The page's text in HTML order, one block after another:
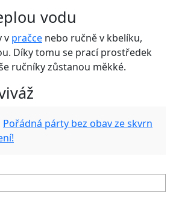
vodu
v pračce nebo ručně v kbelíku,
Díky tomu se prací prostředek
ručníky zůstanou měkké.
Pořádná párty bez obav ze skvrn